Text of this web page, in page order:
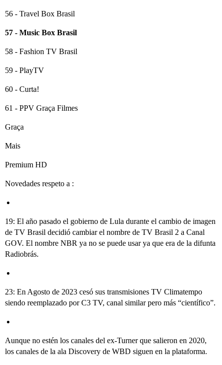
56 - Travel Box Brasil
57 - Music Box Brasil
58 - Fashion TV Brasil
59 - PlayTV
60 - Curta!
61 - PPV Graça Filmes
Graça
Mais
Premium HD
Novedades respeto a :
19: El año pasado el gobierno de Lula durante el cambio de imagen
de TV Brasil decidió cambiar el nombre de TV Brasil 2 a Canal
GOV. El nombre NBR ya no se puede usar ya que era de la difunta
Radiobrás.
23: En Agosto de 2023 cesó sus transmisiones TV Climatempo
siendo reemplazado por C3 TV, canal similar pero más “científico”.
Aunque no estén los canales del ex-Turner que salieron en 2020,
los canales de la ala Discovery de WBD siguen en la plataforma.